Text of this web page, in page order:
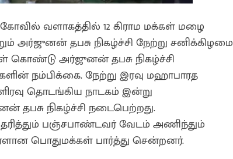
வளாகத்தில் 12 கிராம மக்கள் மழை
தபசு நிகழ்ச்சி நேற்று சனிக்கிழமை
கொண்டு அர்ஜுனன் தபசு நிகழ்ச்சி
நம்பிக்கை. நேற்று இரவு மஹாபாரத
தொடங்கிய நாடகம் இன்று
தபசு நிகழ்ச்சி நடைபெற்றது.
பஞ்சபாண்டவர் வேடம் அணிந்தும்
பொதுமக்கள் பார்த்து சென்றனர்.